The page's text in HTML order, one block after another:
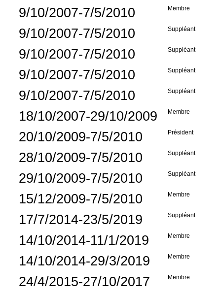
9/10/2007-7/5/2010 Membre
9/10/2007-7/5/2010 Suppléant
9/10/2007-7/5/2010 Suppléant
9/10/2007-7/5/2010 Suppléant
9/10/2007-7/5/2010 Suppléant
18/10/2007-29/10/2009 Membre
20/10/2009-7/5/2010 Président
28/10/2009-7/5/2010 Suppléant
29/10/2009-7/5/2010 Suppléant
15/12/2009-7/5/2010 Membre
17/7/2014-23/5/2019 Suppléant
14/10/2014-11/1/2019 Membre
14/10/2014-29/3/2019 Membre
24/4/2015-27/10/2017 Membre